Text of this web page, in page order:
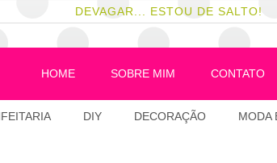
DEVAGAR... ESTOU DE SALTO!
HOME SOBRE MIM CONTATO
DIY DECORAÇÃO MODA